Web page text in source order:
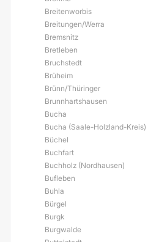
Breitenworbis
Breitungen/Werra
Bremsnitz
Bretleben
Bruchstedt
Brüheim
Brünn/Thüringer
Brunnhartshausen
Bucha
Bucha (Saale-Holzland-Kreis)
Büchel
Buchfart
Buchholz (Nordhausen)
Bufleben
Buhla
Bürgel
Burgk
Burgwalde